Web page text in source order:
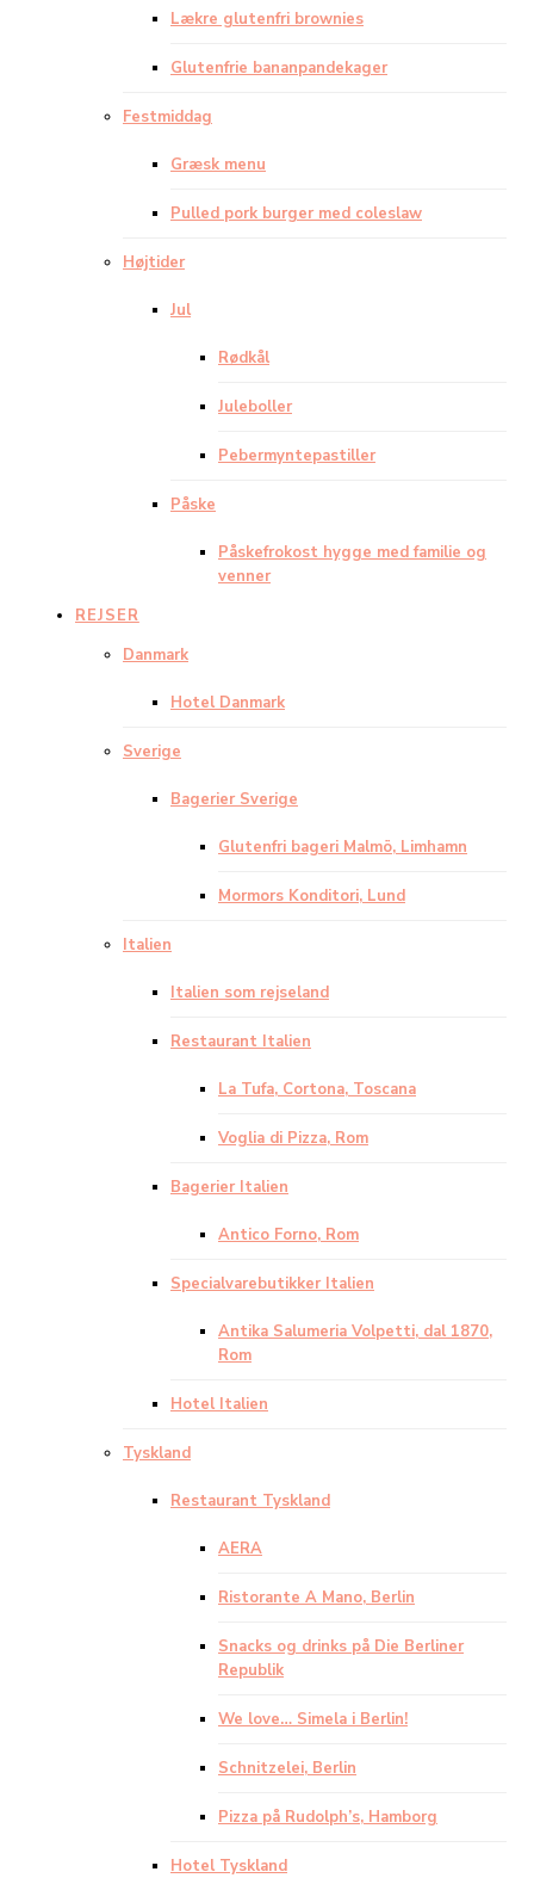
Lækre glutenfri brownies
Glutenfrie bananpandekager
Festmiddag
Græsk menu
Pulled pork burger med coleslaw
Højtider
Jul
Rødkål
Juleboller
Pebermyntepastiller
Påske
Påskefrokost hygge med familie og
venner
REJSER
Danmark
Hotel Danmark
Sverige
Bagerier Sverige
Glutenfri bageri Malmö, Limhamn
Mormors Konditori, Lund
Italien
Italien som rejseland
Restaurant Italien
La Tufa, Cortona, Toscana
Voglia di Pizza, Rom
Bagerier Italien
Antico Forno, Rom
Specialvarebutikker Italien
Antika Salumeria Volpetti, dal 1870,
Rom
Hotel Italien
Tyskland
Restaurant Tyskland
AERA
Ristorante A Mano, Berlin
Snacks og drinks på Die Berliner
Republik
We love… Simela i Berlin!
Schnitzelei, Berlin
Pizza på Rudolph’s, Hamborg
Hotel Tyskland